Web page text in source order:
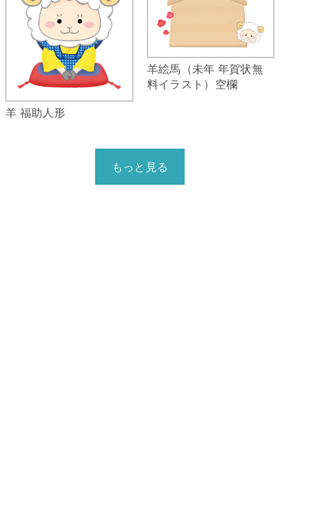
羊 福助人形
羊絵馬（未年 年賀状無
料イラスト）空欄
もっと見る